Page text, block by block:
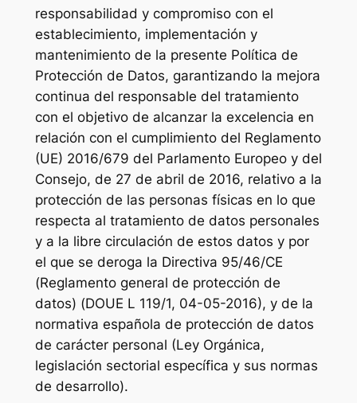
responsabilidad y compromiso con el
establecimiento, implementación y
mantenimiento de la presente Política de
Protección de Datos, garantizando la mejora
continua del responsable del tratamiento
con el objetivo de alcanzar la excelencia en
relación con el cumplimiento del Reglamento
(UE) 2016/679 del Parlamento Europeo y del
Consejo, de 27 de abril de 2016, relativo a la
protección de las personas físicas en lo que
respecta al tratamiento de datos personales
y a la libre circulación de estos datos y por
el que se deroga la Directiva 95/46/CE
(Reglamento general de protección de
datos) (DOUE L 119/1, 04-05-2016), y de la
normativa española de protección de datos
de carácter personal (Ley Orgánica,
legislación sectorial específica y sus normas
de desarrollo).